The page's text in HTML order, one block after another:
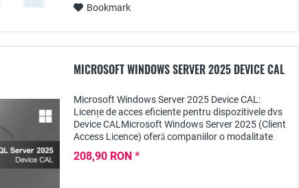
Bookmark
MICROSOFT WINDOWS SERVER 2025 DEVICE CAL
Microsoft Windows Server 2025 Device CAL:
Licențe de acces eficiente pentru dispozitivele dvs
Device CALMicrosoft Windows Server 2025 (Client
Access Licence) oferă companiilor o modalitate
208,90 RON *